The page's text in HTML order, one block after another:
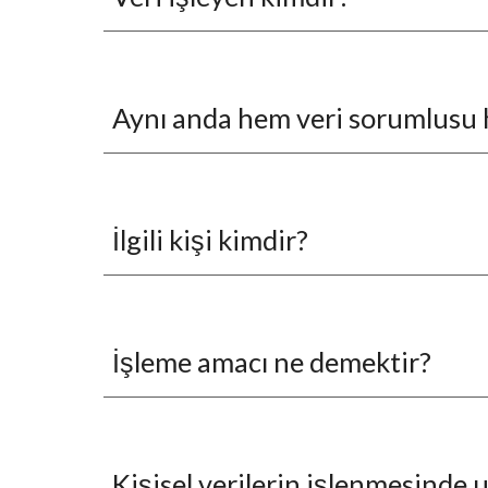
Aynı anda hem veri
İlgili kişi kimdir?
İşleme amacı ne demektir?